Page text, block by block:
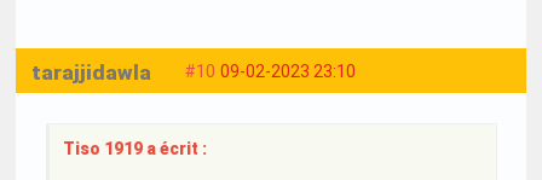
#10 09-02-2023 23:10
tarajjidawla
Tiso 1919 a écrit :